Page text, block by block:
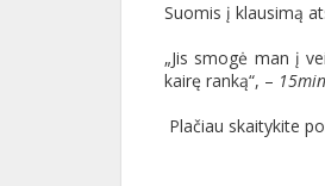
Suomis į klausimą
„Jis smogė man į
kairę ranką“, –
Plačiau skaitykite